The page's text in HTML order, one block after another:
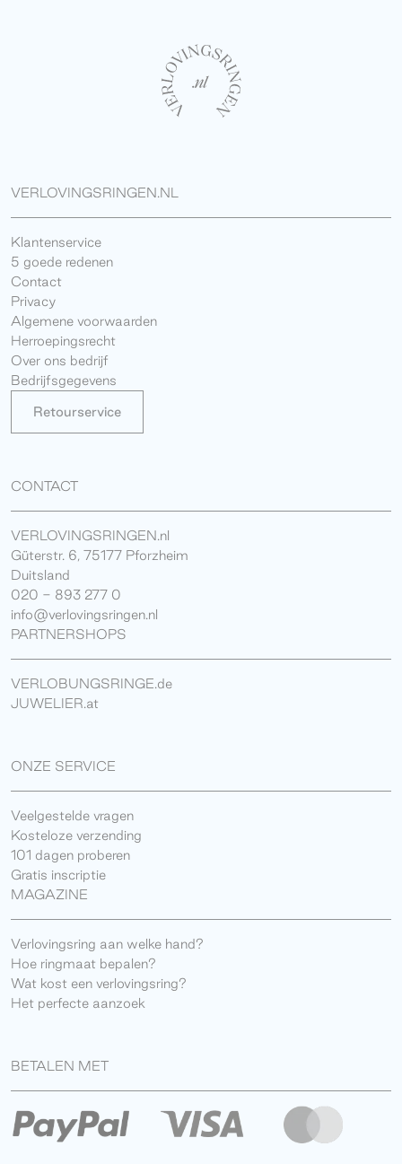
VERLOVINGSRINGEN.NL
Klantenservice
5 goede redenen
Contact
Privacy
Algemene voorwaarden
Herroepingsrecht
Over ons bedrijf
Bedrijfsgegevens
Retourservice
CONTACT
VERLOVINGSRINGEN.nl
Güterstr. 6, 75177 Pforzheim
Duitsland
020 - 893 277 0
info@verlovingsringen.nl
PARTNERSHOPS
VERLOBUNGSRINGE.de
JUWELIER.at
ONZE SERVICE
Veelgestelde vragen
Kosteloze verzending
101 dagen proberen
Gratis inscriptie
MAGAZINE
Verlovingsring aan welke hand?
Hoe ringmaat bepalen?
Wat kost een verlovingsring?
Het perfecte aanzoek
BETALEN MET